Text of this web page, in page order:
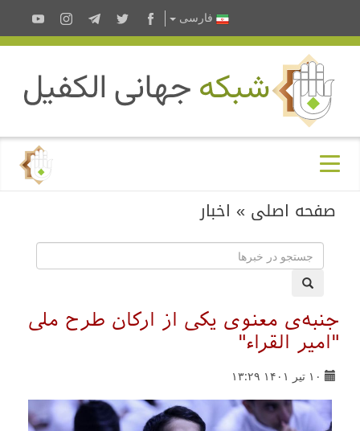
فارسى
صفحه اصلی » اخبار
جنبه‌ی معنوی یکی از ارکان طرح ملی
"امیر القراء"
۱۰ تیر ۱۴۰۱ ۱۳:۲۹